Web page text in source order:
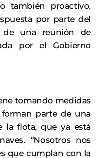
también proactivo.
por parte del
de una reunión de
por el Gobierno
tomando medidas
parte de una
la flota, que ya está
“Nosotros nos
que cumplan con la